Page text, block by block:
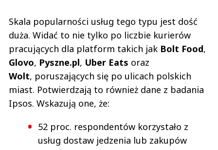
Skala popularności usług tego typu jest dość
duża. Widać to nie tylko po liczbie kurierów
pracujących dla platform takich jak Bolt Food,
Glovo, Pyszne.pl, Uber Eats oraz
Wolt, poruszających się po ulicach polskich
miast. Potwierdzają to również dane z badania
Ipsos. Wskazują one, że:
52 proc. respondentów korzystało z
usług dostaw jedzenia lub zakupów